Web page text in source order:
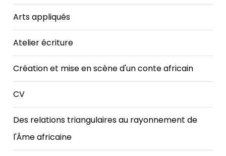
Arts appliqués
Atelier écriture
Création et mise en scène d'un conte africain
CV
Des relations triangulaires au rayonnement de
l'Âme africaine